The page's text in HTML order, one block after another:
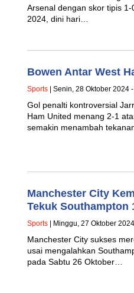
Arsenal dengan skor tipis 1-
2024, dini hari…
Bowen Antar West
Sports | Senin, 28 Oktober 2024
Gol penalti kontroversial
Ham United menang 2-1
semakin menambah
Manchester City
Tekuk Southampton
Sports | Minggu, 27 Oktober
Manchester City sukses
usai mengalahkan
pada Sabtu 26 Oktober…